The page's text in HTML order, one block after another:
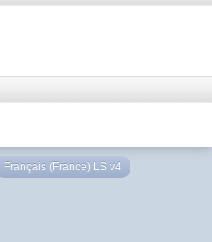
Français (France) LS v4